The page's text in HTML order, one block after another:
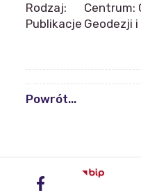
Rodzaj:
Publikacje
Centrum:
Geodezji
Powrót...